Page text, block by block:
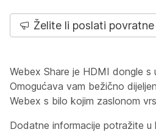
Želite li poslati
Webex Share je HDMI dongle s
Omogućava vam bežično
Webex s bilo kojim zaslonom
Dodatne informacije potražite u